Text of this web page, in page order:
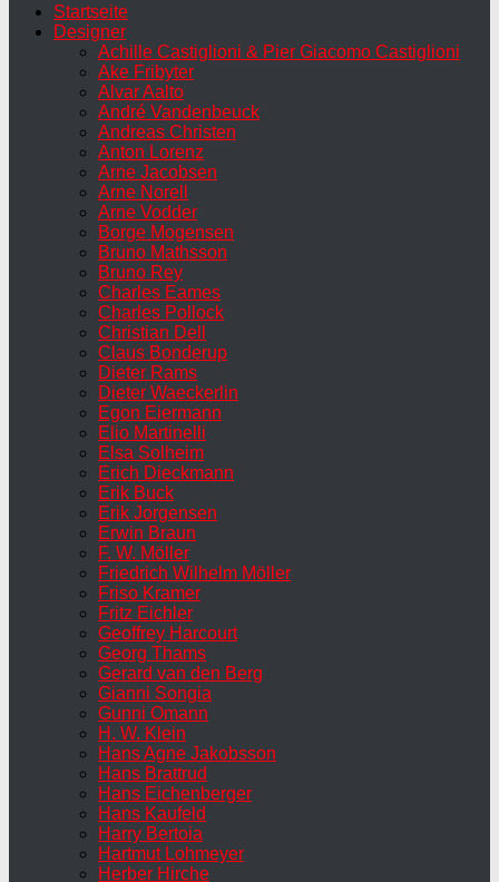
Startseite
Designer
Achille Castiglioni & Pier Giacomo Castiglioni
Ake Fribyter
Alvar Aalto
André Vandenbeuck
Andreas Christen
Anton Lorenz
Arne Jacobsen
Arne Norell
Arne Vodder
Borge Mogensen
Bruno Mathsson
Bruno Rey
Charles Eames
Charles Pollock
Christian Dell
Claus Bonderup
Dieter Rams
Dieter Waeckerlin
Egon Eiermann
Elio Martinelli
Elsa Solheim
Erich Dieckmann
Erik Buck
Erik Jorgensen
Erwin Braun
F. W. Möller
Friedrich Wilhelm Möller
Friso Kramer
Fritz Eichler
Geoffrey Harcourt
Georg Thams
Gerard van den Berg
Gianni Songia
Gunni Omann
H. W. Klein
Hans Agne Jakobsson
Hans Brattrud
Hans Eichenberger
Hans Kaufeld
Harry Bertoia
Hartmut Lohmeyer
Herber Hirche